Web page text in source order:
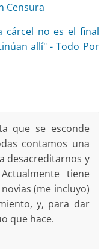
Censura
cárcel no es el final
allí" - Todo Por
que se esconde
contamos una
desacreditarnos y
tiene
(me incluyo)
y, para dar
que hace.